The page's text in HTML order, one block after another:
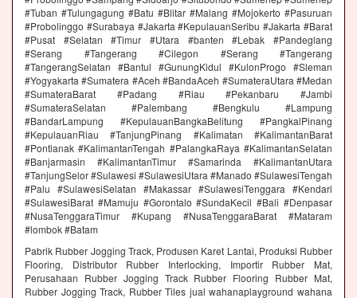
#Tuban #Tulungagung #Batu #Blitar #Malang #Mojokerto #Pasuruan
#Probolinggo #Surabaya #Jakarta #KepulauanSeribu #Jakarta #Barat
#Pusat #Selatan #Timur #Utara #banten #Lebak #Pandeglang
#Serang #Tangerang #Cilegon #Serang #Tangerang
#TangerangSelatan #Bantul #GunungKidul #KulonProgo #Sleman
#Yogyakarta #Sumatera #Aceh #BandaAceh #SumateraUtara #Medan
#SumateraBarat #Padang #Riau #Pekanbaru #Jambi
#SumateraSelatan #Palembang #Bengkulu #Lampung
#BandarLampung #KepulauanBangkaBelitung #PangkalPinang
#KepulauanRiau #TanjungPinang #Kalimatan #KalimantanBarat
#Pontianak #KalimantanTengah #PalangkaRaya #KalimantanSelatan
#Banjarmasin #KalimantanTimur #Samarinda #KalimantanUtara
#TanjungSelor #Sulawesi #SulawesiUtara #Manado #SulawesiTengah
#Palu #SulawesiSelatan #Makassar #SulawesiTenggara #Kendari
#SulawesiBarat #Mamuju #Gorontalo #SundaKecil #Bali #Denpasar
#NusaTenggaraTimur #Kupang #NusaTenggaraBarat #Mataram
#lombok #Batam
Pabrik Rubber Jogging Track, Produsen Karet Lantai, Produksi Rubber
Flooring, Distributor Rubber Interlocking, Importir Rubber Mat,
Perusahaan Rubber Jogging Track Rubber Flooring Rubber Mat,
Rubber Jogging Track, Rubber Tiles jual wahanaplayground wahana